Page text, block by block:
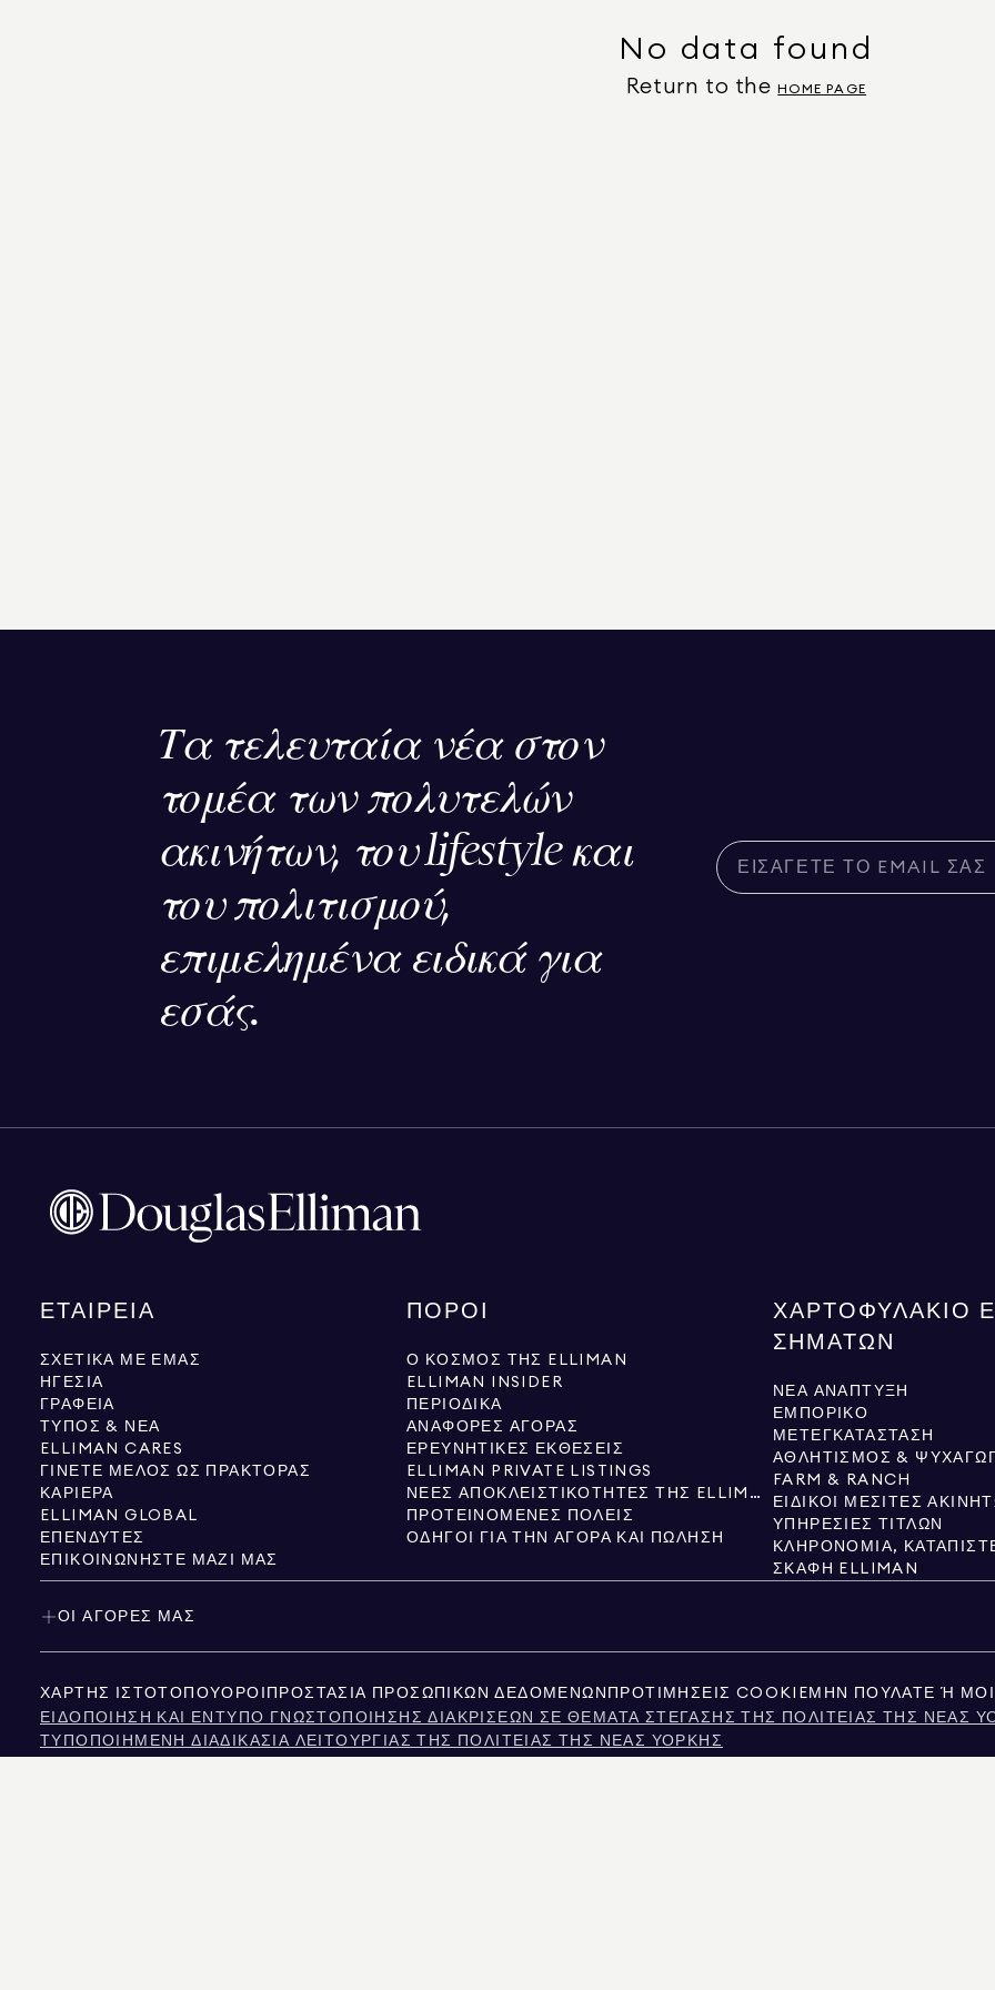
No data found
Return to the HOME PAGE
Τα τελευταία νέα στον
τομέα των πολυτελών
ακινήτων, του lifestyle και
του πολιτισμού,
επιμελημένα ειδικά για
εσάς.
ΕΤΑΙΡΕΊΑ
ΣΧΕΤΙΚΆ ΜΕ ΕΜΆΣ
ΗΓΕΣΊΑ
ΓΡΑΦΕΊΑ
ΤΎΠΟΣ & ΝΈΑ
ELLIMAN CARES
ΓΊΝΕΤΕ ΜΈΛΟΣ ΩΣ ΠΡΆΚΤΟΡΑΣ
ΚΑΡΙΈΡΑ
ELLIMAN GLOBAL
ΕΠΕΝΔΥΤΈΣ
ΕΠΙΚΟΙΝΩΝΉΣΤΕ ΜΑΖΊ ΜΑΣ
ΠΌΡΟΙ
Ο ΚΌΣΜΟΣ ΤΗΣ ELLIMAN
ELLIMAN INSIDER
ΠΕΡΙΟΔΙΚΆ
ΑΝΑΦΟΡΈΣ ΑΓΟΡΆΣ
ΕΡΕΥΝΗΤΙΚΈΣ ΕΚΘΈΣΕΙΣ
ELLIMAN PRIVATE LISTINGS
ΝΈΕΣ ΑΠΟΚΛΕΙΣΤΙΚΌΤΗΤΕΣ ΤΗΣ ELLIMAN
ΠΡΟΤΕΙΝΌΜΕΝΕΣ ΠΌΛΕΙΣ
ΟΔΗΓΟΊ ΓΙΑ ΤΗΝ ΑΓΟΡΆ ΚΑΙ ΠΏΛΗΣΗ
ΧΑΡΤΟΦΥΛΆΚΙΟ
ΣΗΜΆΤΩΝ
ΝΈΑ ΑΝΆΠΤΥΞΗ
ΕΜΠΟΡΙΚΌ
ΜΕΤΕΓΚΑΤΆΣΤΑΣΗ
ΑΘΛΗΤΙΣΜΌΣ &
FARM & RANCH
ΕΙΔΙΚΟΊ ΜΕΣΊΤΕΣ
ΥΠΗΡΕΣΊΕΣ ΤΊΤΛΩΝ
ΣΚΆΦΗ ELLIMAN
ΟΙ ΑΓΟΡΈΣ ΜΑΣ
ΧΆΡΤΗΣ ΙΣΤΌΤΟΠΟΥΌΡΟΙ ΠΡΟΣΤΑΣΊΑ ΠΡΟΣΩΠΙΚΏΝ ΔΕΔΟΜΈΝΩΝ ΠΡΟΤΙΜΉΣΕΙΣ COOKIE ΜΗΝ ΠΟΥΛΆΤΕ Ή
ΕΙΔΟΠΟΊΗΣΗ ΚΑΙ ΈΝΤΥΠΟ ΓΝΩΣΤΟΠΟΊΗΣΗΣ ΔΙΑΚΡΊΣΕΩΝ ΣΕ ΘΈΜΑΤΑ ΣΤΈΓΑΣΗΣ ΤΗΣ ΠΟΛΙΤΕΊΑΣ ΤΗΣ ΝΈΑΣ
ΤΥΠΟΠΟΙΗΜΈΝΗ ΔΙΑΔΙΚΑΣΊΑ ΛΕΙΤΟΥΡΓΊΑΣ ΤΗΣ ΠΟΛΙΤΕΊΑΣ ΤΗΣ ΝΈΑΣ ΥΌΡΚΗΣ